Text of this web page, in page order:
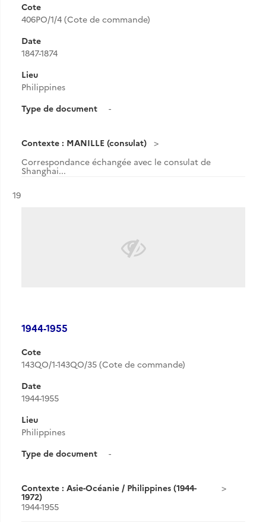
Cote
406PO/1/4 (Cote de commande)
Date
1847-1874
Lieu
Philippines
Type de document
-
Contexte : MANILLE (consulat)
Correspondance échangée avec le consulat de
Shanghai...
Résultat n°
19
1944-1955
Cote
143QO/1-143QO/35 (Cote de commande)
Date
1944-1955
Lieu
Philippines
Type de document
-
Contexte : Asie-Océanie / Philippines (1944-
1972)
1944-1955